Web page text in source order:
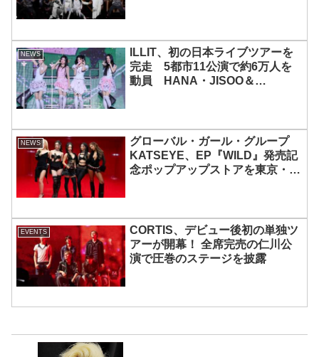
NEWS
ILLIT、初の日本ライブツアーを
完走 5都市11公演で約6万人を
動員 HANA・JISOO＆
NEWS
グローバル・ガール・グループ
KATSEYE、EP『WILD』発売記
念ポップアップストアを東京・原
EVENTS
CORTIS、デビュー後初の単独ツ
アーが開幕！ 全席完売の仁川公
演で圧巻のステージを披露